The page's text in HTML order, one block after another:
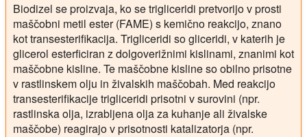
Biodizel se proizvaja, ko se trigliceridi pretvorijo v prosti
maščobni metil ester (FAME) s kemično reakcijo, znano
kot transesterifikacija. Trigliceridi so gliceridi, v katerih je
glicerol esterficiran z dolgoverižnimi kislinami, znanimi kot
maščobne kisline. Te maščobne kisline so obilno prisotne
v rastlinskem olju in živalskih maščobah. Med reakcijo
transesterifikacije trigliceridi prisotni v surovini (npr.
rastlinska olja, izrabljena olja za kuhanje ali živalske
maščobe) reagirajo v prisotnosti katalizatorja (npr.